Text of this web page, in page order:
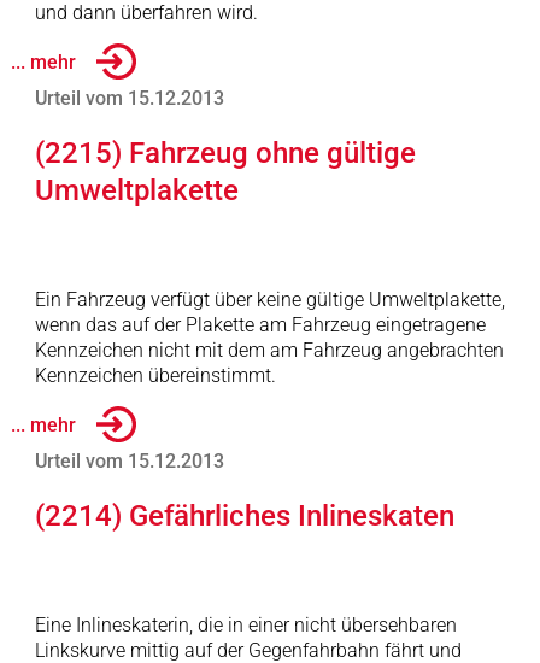
und dann überfahren wird.
... mehr
Urteil vom 15.12.2013
(2215) Fahrzeug ohne gültige
Umweltplakette
Ein Fahrzeug verfügt über keine gültige Umweltplakette,
wenn das auf der Plakette am Fahrzeug eingetragene
Kennzeichen nicht mit dem am Fahrzeug angebrachten
Kennzeichen übereinstimmt.
... mehr
Urteil vom 15.12.2013
(2214) Gefährliches Inlineskaten
Eine Inlineskaterin, die in einer nicht übersehbaren
Linkskurve mittig auf der Gegenfahrbahn fährt und